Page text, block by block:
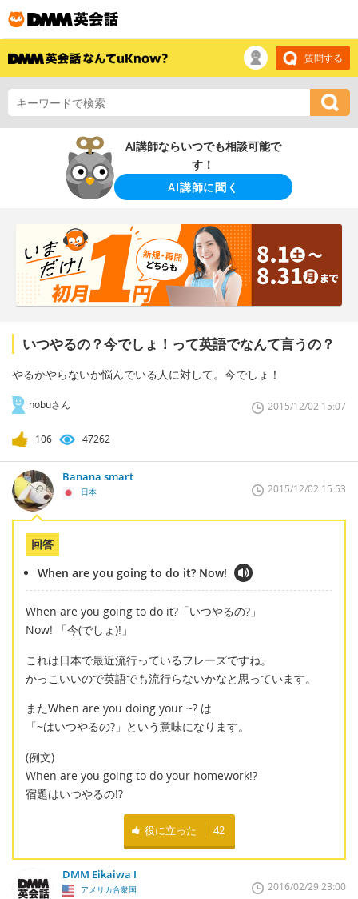
質問する
AI講師ならいつでも相談可能で
す！
AI講師に聞く
いつやるの？今でしょ！って英語でなんて言うの？
やるかやらないか悩んでいる人に対して。今でしょ！
nobuさん 2015/12/02 15:07
106 47262
Banana smart
日本 2015/12/02 15:53
回答
When are you going to do it? Now!
When are you going to do it?「いつやるの?」
Now! 「今(でしょ)!」
これは日本で最近流行っているフレーズですね。
かっこいいので英語でも流行らないかなと思っています。
またWhen are you doing your ~? は
「~はいつやるの?」という意味になります。
(例文)
When are you going to do your homework!?
宿題はいつやるの!?
役に立った 42
DMM Eikaiwa I
アメリカ合衆国 2016/02/29 23:00